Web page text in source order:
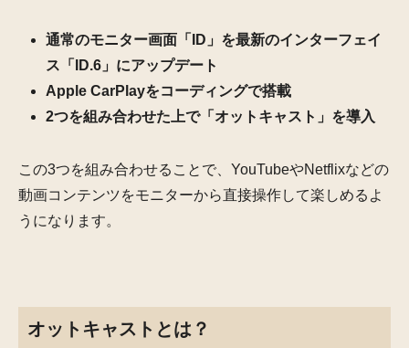
通常のモニター画面「ID」を最新のインターフェイ
ス「ID.6」にアップデート
Apple CarPlayをコーディングで搭載
2つを組み合わせた上で「オットキャスト」を導入
この3つを組み合わせることで、YouTubeやNetflixなどの
動画コンテンツをモニターから直接操作して楽しめるよ
うになります。
オットキャストとは？